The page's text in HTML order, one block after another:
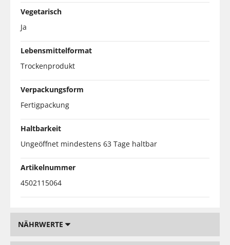
Vegetarisch
Ja
Lebensmittelformat
Trockenprodukt
Verpackungsform
Fertigpackung
Haltbarkeit
Ungeöffnet mindestens 63 Tage haltbar
Artikelnummer
4502115064
NÄHRWERTE